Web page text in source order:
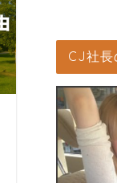
CJ社長